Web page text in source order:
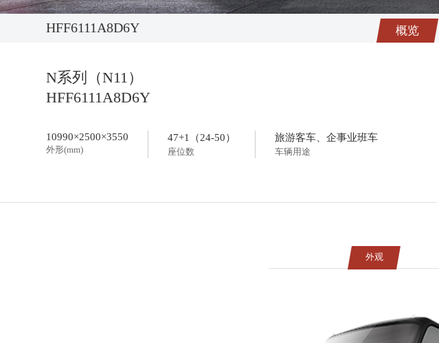
HFF6111A8D6Y 概览
N系列（N11）
HFF6111A8D6Y
10990×2500×3550
外形(mm)
47+1（24-50）
座位数
旅游客车、企事业班车
车辆用途
外观